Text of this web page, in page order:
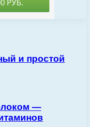
и простой
—